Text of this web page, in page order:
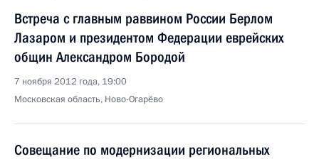
Встреча с главным раввином России Берлом
Лазаром и президентом Федерации еврейских
общин Александром Бородой
7 ноября 2012 года, 19:00
Московская область, Ново-Огарёво
Совещание по модернизации региональных